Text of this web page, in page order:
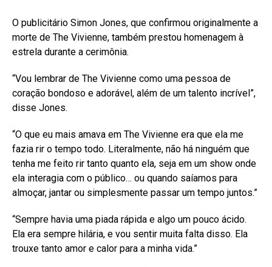
O publicitário Simon Jones, que confirmou originalmente a
morte de The Vivienne, também prestou homenagem à
estrela durante a cerimônia.
“Vou lembrar de The Vivienne como uma pessoa de
coração bondoso e adorável, além de um talento incrível”,
disse Jones.
“O que eu mais amava em The Vivienne era que ela me
fazia rir o tempo todo. Literalmente, não há ninguém que
tenha me feito rir tanto quanto ela, seja em um show onde
ela interagia com o público… ou quando saíamos para
almoçar, jantar ou simplesmente passar um tempo juntos.”
“Sempre havia uma piada rápida e algo um pouco ácido.
Ela era sempre hilária, e vou sentir muita falta disso. Ela
trouxe tanto amor e calor para a minha vida.”